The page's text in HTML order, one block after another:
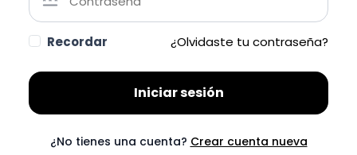
Recordar ¿Olvidaste tu contraseña?
Iniciar sesión
¿No tienes una cuenta? Crear cuenta nueva